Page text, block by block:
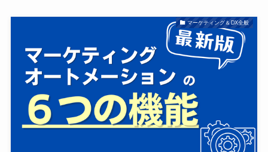
マーケティング＆DX全般